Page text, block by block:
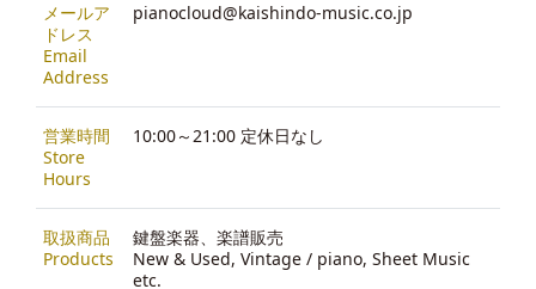
メールア
ドレス
Email
Address
pianocloud@kaishindo-music.co.jp
営業時間
Store
Hours
10:00～21:00 定休日なし
取扱商品
Products
鍵盤楽器、楽譜販売
New & Used, Vintage / piano, Sheet Music
etc.